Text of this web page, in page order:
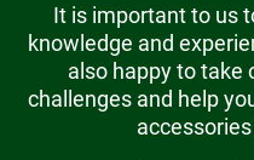
It is important to us
knowledge and
also happy to take
challenges and help